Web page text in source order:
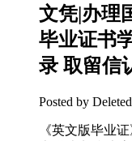
文凭|办理
毕业证书
录 取留信
Posted by
《英文版毕业